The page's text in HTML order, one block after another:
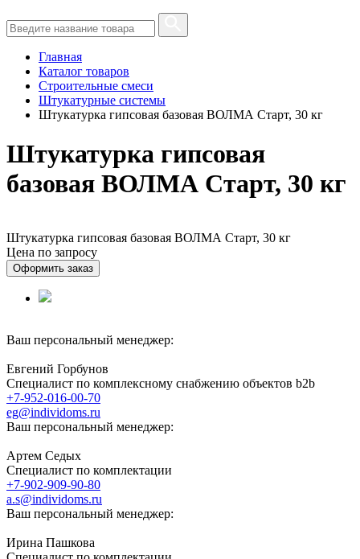
Главная
Каталог товаров
Строительные смеси
Штукатурные системы
Штукатурка гипсовая базовая ВОЛМА Старт, 30 кг
Штукатурка гипсовая
базовая ВОЛМА Старт, 30 кг
Штукатурка гипсовая базовая ВОЛМА Старт, 30 кг
Цена по запросу
Оформить заказ
Ваш персональный менеджер:
Евгений Горбунов
Специалист по комплексному снабжению объектов b2b
+7-952-016-00-70
eg@individoms.ru
Ваш персональный менеджер:
Артем Седых
Специалист по комплектации
+7-902-909-90-80
a.s@individoms.ru
Ваш персональный менеджер:
Ирина Пашкова